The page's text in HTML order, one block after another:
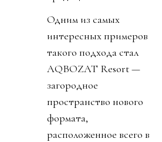
Одним из самых
интересных примеров
такого подхода стал
AQBOZAT Resort —
загородное
пространство нового
формата,
расположенное всего в